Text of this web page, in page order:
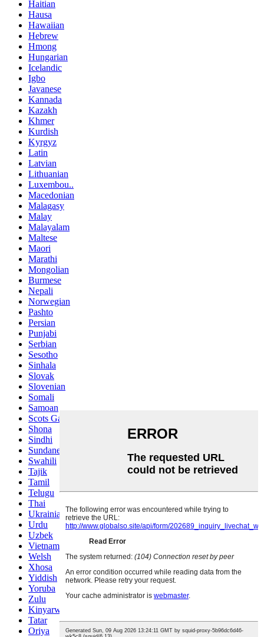
Haitian
Hausa
Hawaiian
Hebrew
Hmong
Hungarian
Icelandic
Igbo
Javanese
Kannada
Kazakh
Khmer
Kurdish
Kyrgyz
Latin
Latvian
Lithuanian
Luxembou..
Macedonian
Malagasy
Malay
Malayalam
Maltese
Maori
Marathi
Mongolian
Burmese
Nepali
Norwegian
Pashto
Persian
Punjabi
Serbian
Sesotho
Sinhala
Slovak
Slovenian
Somali
Samoan
Scots Gaelic
Shona
Sindhi
Sundanese
Swahili
Tajik
Tamil
Telugu
Thai
Ukrainian
Urdu
Uzbek
Vietnamese
Welsh
Xhosa
Yiddish
Yoruba
Zulu
Kinyarwanda
Tatar
Oriya